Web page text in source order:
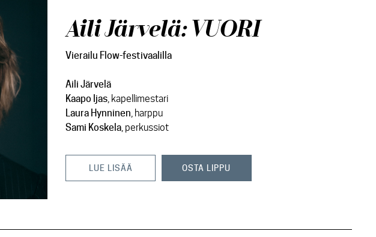
Aili Järvelä: VUORI
Vierailu Flow-festivaalilla
Aili Järvelä
Kaapo Ijas, kapellimestari
Laura Hynninen, harppu
Sami Koskela, perkussiot
LUE LISÄÄ OSTA LIPPU